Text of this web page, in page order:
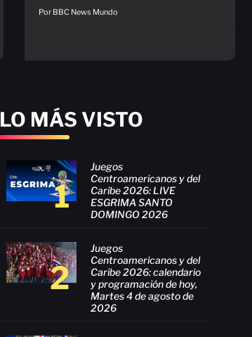
Por BBC News Mundo
LO MÁS VISTO
1
Juegos
Centroamericanos y del
Caribe 2026: LIVE
ESGRIMA SANTO
DOMINGO 2026
2
Juegos
Centroamericanos y del
Caribe 2026: calendario
y programación de hoy,
Martes 4 de agosto de
2026